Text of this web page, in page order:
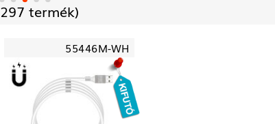
297 termék)
55446M-WH